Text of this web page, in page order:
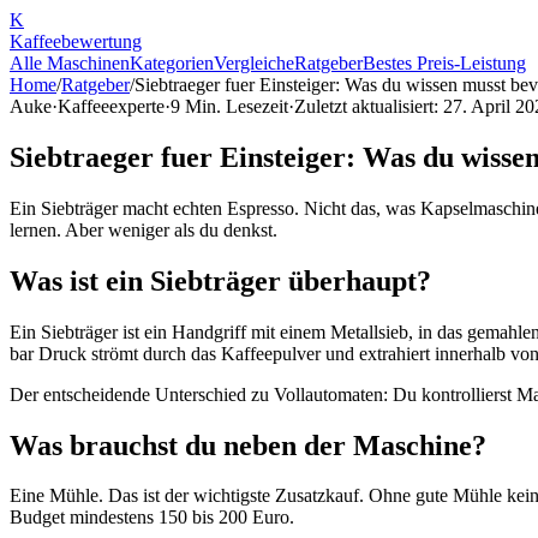
K
Kaffeebewertung
Alle MaschinenKategorienVergleicheRatgeberBestes Preis-Leistung
Home/Ratgeber/Siebtraeger fuer Einsteiger: Was du wissen musst
Auke·Kaffeeexperte·9 Min. Lesezeit·Zuletzt aktualisiert: 27. April
Siebtraeger fuer Einsteiger: Was du
Ein Siebträger macht echten Espresso. Nicht das, was
lernen. Aber weniger als du denkst.
Was ist ein Siebträger überhaupt?
Ein Siebträger ist ein Handgriff mit einem Metallsieb, in das
bar Druck strömt durch das Kaffeepulver und extrahiert innerhalb
Der entscheidende Unterschied zu Vollautomaten: Du kontrollierst
Was brauchst du neben der Maschine?
Eine Mühle. Das ist der wichtigste Zusatzkauf. Ohne gute Mühle
Budget mindestens 150 bis 200 Euro.